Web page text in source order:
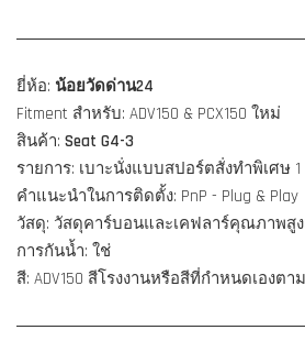
ยี่ห้อ: น้อยวัดด่าน24
Fitment สำหรับ: ADV150 & PCX150 ใหม่
สินค้า: Seat G4-3
รายการ: เบาะนั่งแบบสปอร์ตสั่งทำพิเศษ
คำแนะนำในการติดตั้ง: PnP - Plug & Play
วัสดุ: วัสดุคาร์บอนและเคฟลาร์คุณภาพสู
การกันน้ำ: ใช่
สี: ADV150 สีโรงงานหรือสีที่กำหนดเองต